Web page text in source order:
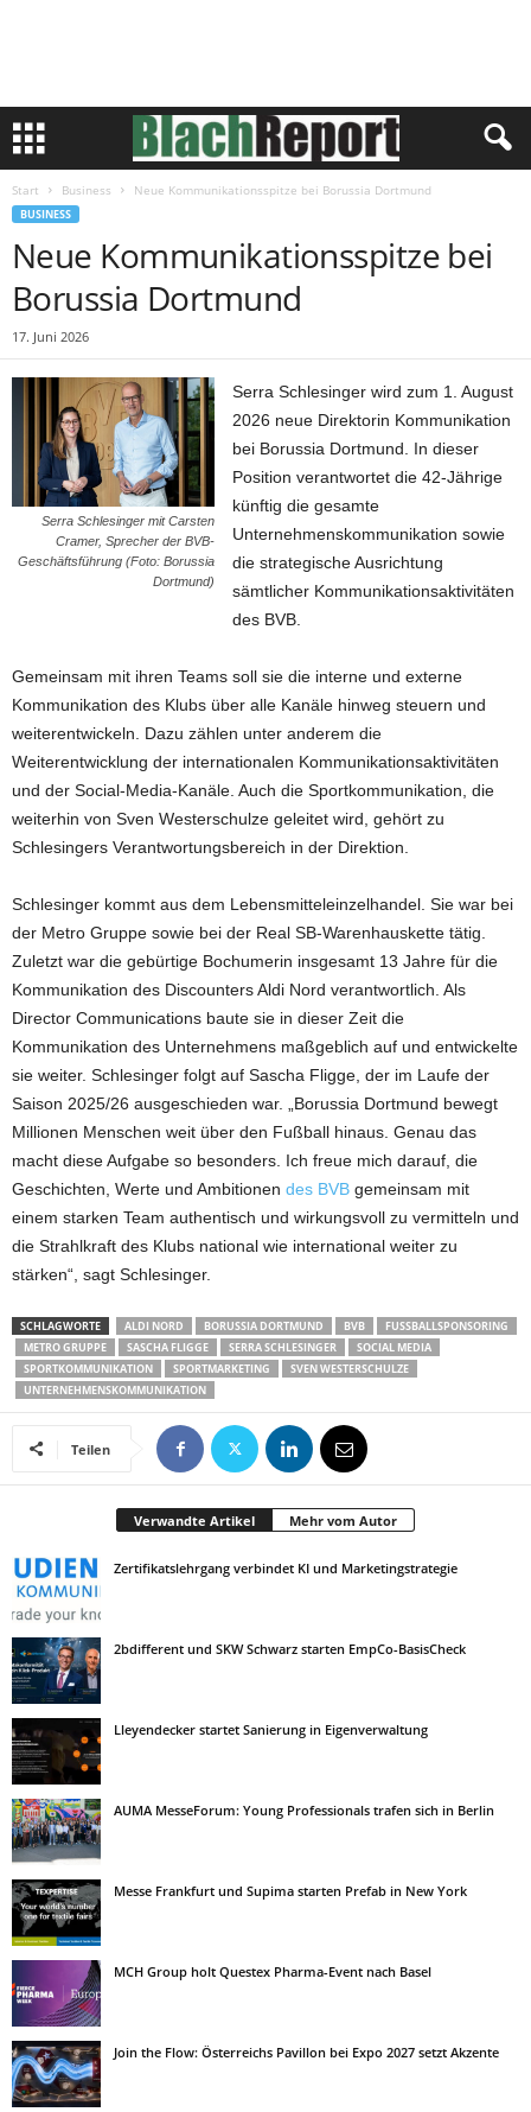
Start Business Neue Kommunikationsspitze bei Borussia Dortmund
BUSINESS
Neue Kommunikationsspitze bei
Borussia Dortmund
17. Juni 2026
Serra Schlesinger mit Carsten
Cramer, Sprecher der BVB-
Geschäftsführung (Foto: Borussia
Dortmund)
Serra Schlesinger wird zum 1. August
2026 neue Direktorin Kommunikation
bei Borussia Dortmund. In dieser
Position verantwortet die 42-Jährige
künftig die gesamte
Unternehmenskommunikation sowie
die strategische Ausrichtung
sämtlicher Kommunikationsaktivitäten
des BVB.
Gemeinsam mit ihren Teams soll sie die interne und externe
Kommunikation des Klubs über alle Kanäle hinweg steuern und
weiterentwickeln. Dazu zählen unter anderem die
Weiterentwicklung der internationalen Kommunikationsaktivitäten
und der Social-Media-Kanäle. Auch die Sportkommunikation, die
weiterhin von Sven Westerschulze geleitet wird, gehört zu
Schlesingers Verantwortungsbereich in der Direktion.
Schlesinger kommt aus dem Lebensmitteleinzelhandel. Sie war bei
der Metro Gruppe sowie bei der Real SB-Warenhauskette tätig.
Zuletzt war die gebürtige Bochumerin insgesamt 13 Jahre für die
Kommunikation des Discounters Aldi Nord verantwortlich. Als
Director Communications baute sie in dieser Zeit die
Kommunikation des Unternehmens maßgeblich auf und entwickelte
sie weiter. Schlesinger folgt auf Sascha Fligge, der im Laufe der
Saison 2025/26 ausgeschieden war. „Borussia Dortmund bewegt
Millionen Menschen weit über den Fußball hinaus. Genau das
macht diese Aufgabe so besonders. Ich freue mich darauf, die
Geschichten, Werte und Ambitionen des BVB gemeinsam mit
einem starken Team authentisch und wirkungsvoll zu vermitteln und
die Strahlkraft des Klubs national wie international weiter zu
stärken“, sagt Schlesinger.
SCHLAGWORTE ALDI NORD BORUSSIA DORTMUND BVB
FUSSBALLSPONSORING
METRO GRUPPE
SASCHA FLIGGE SERRA SCHLESINGER
SOCIAL MEDIA
SPORTKOMMUNIKATION
SPORTMARKETING
SVEN WESTERSCHULZE
UNTERNEHMENSKOMMUNIKATION
Teilen
Verwandte Artikel Mehr vom Autor
Zertifikatslehrgang verbindet KI und Marketingstrategie
2bdifferent und SKW Schwarz starten EmpCo-BasisCheck
Lleyendecker startet Sanierung in Eigenverwaltung
AUMA MesseForum: Young Professionals trafen sich in Berlin
Messe Frankfurt und Supima starten Prefab in New York
MCH Group holt Questex Pharma-Event nach Basel
Join the Flow: Österreichs Pavillon bei Expo 2027 setzt Akzente